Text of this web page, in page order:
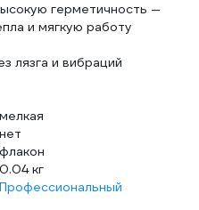
герметичность —
и мягкую работу
лязга и вибраций
мелкая
нет
флакон
0.04 кг
Профессиональный